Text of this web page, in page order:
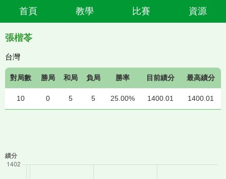
首頁 教學 比賽 資源
張楷苓
台灣
對局數 勝局 和局 負局 勝率 目前績分 最高績分
10 0 5 5 25.00% 1400.01 1400.01